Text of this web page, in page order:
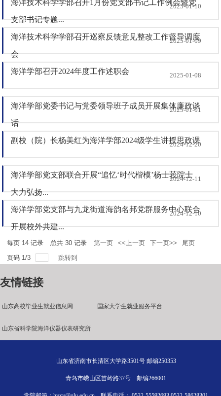
海洋技术科学学部召开1月份党支部书记工作例会暨党
支部书记专题...
2025-01-10
海洋技术科学学部召开巡察反馈意见整改工作督导调度
会
2025-01-09
海洋学部召开2024年度工作述职会 2025-01-08
海洋学部党委书记与党委领导班子成员开展集体廉政谈
话
2025-01-01
副校（院）长杨美红为海洋学部2024级学生讲授思政课
2024-12-20
海洋学部党支部联合开展“追忆‘时代楷模’杨士莪院士
大力弘扬...
2024-12-11
海洋学部党支部与九龙街道海韵名邦党群服务中心联合
开展校外共建...
2024-12-10
每页 14 记录 总共30 记录 第一页 <<上一页 下一页>>
尾页
页码 1/3 跳转到
友情链接
山东高校毕业生就业信息网 国家大学生就业服务平台
山东省科学院海洋仪器仪表研究所
山东省济南市长清区大学路3501号 邮编250353
青岛市崂山区苗岭路37号 邮编266001